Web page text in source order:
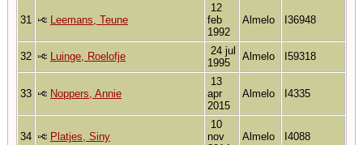
31 Leemans, Teune
12
feb
1992
Almelo I36948
32 Luinge, Roelofje
24 jul
1995
Almelo I59318
33 Noppers, Annie
13
apr
2015
Almelo I4335
34 Platjes, Siny
10
nov
Almelo I4088